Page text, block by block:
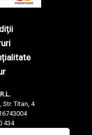
Titan, 4
434